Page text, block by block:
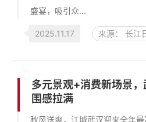
盛宴，吸引众...
2025.11.17 来源： 长江
多元景观+消费新场景
围感拉满
秋风送爽，江城武汉迎来全年最